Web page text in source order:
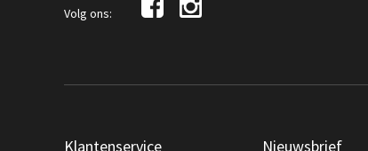
Volg ons:
Klantenservice Nieuwsbrief